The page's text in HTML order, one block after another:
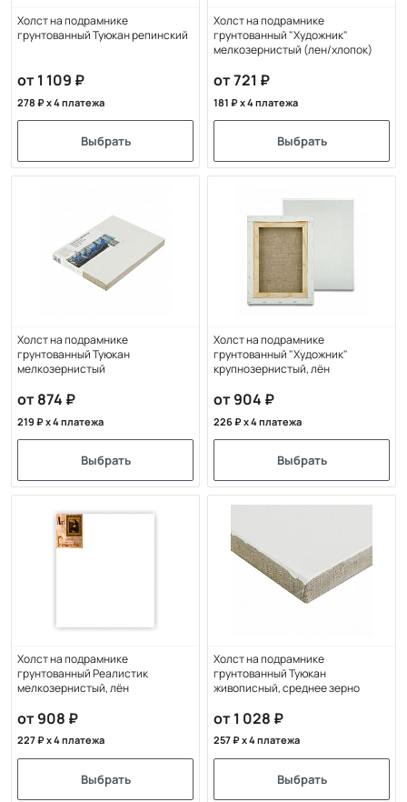
Холст на подрамнике
грунтованный Туюкан репинский
от 1 109
278 x 4 платежа
Выбрать
Холст на подрамнике
грунтованный "Художник"
мелкозернистый (лен/хлопок)
от 721
181 x 4 платежа
Выбрать
Холст на подрамнике
грунтованный Туюкан
мелкозернистый
от 874
219 x 4 платежа
Выбрать
Холст на подрамнике
грунтованный "Художник"
крупнозернистый, лён
от 904
226 x 4 платежа
Выбрать
Холст на подрамнике
грунтованный Реалистик
мелкозернистый, лён
от 908
227 x 4 платежа
Выбрать
Холст на подрамнике
грунтованный Туюкан
живописный, среднее зерно
от 1 028
257 x 4 платежа
Выбрать